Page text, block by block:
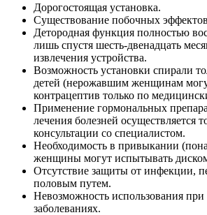
Дорогостоящая установка.
Существование побочных
Детородная функция полностью
лишь спустя шесть-двенадцать
извлечения устройства.
Возможность установки спирали
детей (нерожавшим женщинам
контрацептив только по
Применение гормональных
лечения болезней осуществляется
консультации со специалистом.
Необходимость в привыкании
женщины могут испытывать
Отсутствие защиты от инфекции,
половым путем.
Невозможность использования
заболеваниях.